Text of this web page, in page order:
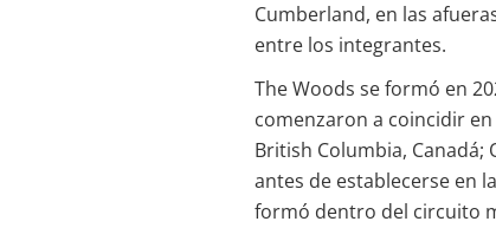
Cumberland, en las
entre los integrantes.
The Woods se formó en
comenzaron a coincidir
British Columbia, Canadá;
antes de establecerse en
formó dentro del circuito